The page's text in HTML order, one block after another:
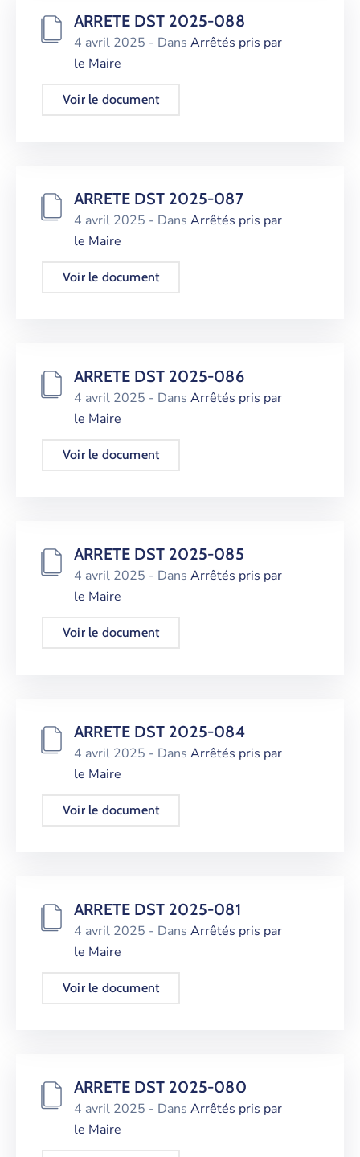
ARRETE DST 2025-088
4 avril 2025 - Dans Arrêtés pris par
le Maire
Voir le document
ARRETE DST 2025-087
4 avril 2025 - Dans Arrêtés pris par
le Maire
Voir le document
ARRETE DST 2025-086
4 avril 2025 - Dans Arrêtés pris par
le Maire
Voir le document
ARRETE DST 2025-085
4 avril 2025 - Dans Arrêtés pris par
le Maire
Voir le document
ARRETE DST 2025-084
4 avril 2025 - Dans Arrêtés pris par
le Maire
Voir le document
ARRETE DST 2025-081
4 avril 2025 - Dans Arrêtés pris par
le Maire
Voir le document
ARRETE DST 2025-080
4 avril 2025 - Dans Arrêtés pris par
le Maire